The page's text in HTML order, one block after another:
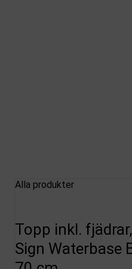
Alla produkter
Topp inkl.
Sign Waterbase